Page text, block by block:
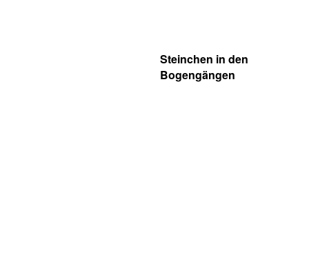
Steinchen in den
Bogengängen